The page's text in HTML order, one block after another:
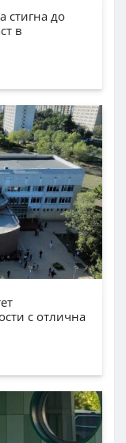
стигна до
в
с отлична